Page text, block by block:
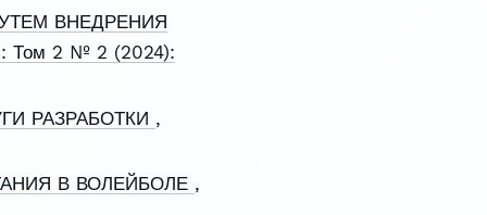
ВНЕДРЕНИЯ
Том 2 № 2 (2024):
РАЗРАБОТКИ ,
В ВОЛЕЙБОЛЕ ,